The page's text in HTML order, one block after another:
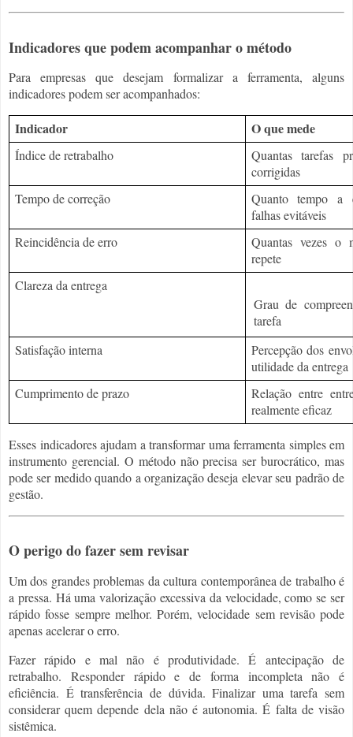
Indicadores que podem acompanhar o método
Para empresas que desejam formalizar a ferramenta, alguns
indicadores podem ser acompanhados:
Indicador O que mede
Índice de retrabalho
Quantas tarefas
corrigidas
Tempo de correção
Quanto tempo a
falhas evitáveis
Reincidência de erro
Quantas vezes o
repete
Clareza da entrega
Grau de
tarefa
Satisfação interna
Percepção dos
utilidade da entrega
Cumprimento de prazo
Relação entre
realmente eficaz
Esses indicadores ajudam a transformar uma ferramenta simples em
instrumento gerencial. O método não precisa ser burocrático, mas
pode ser medido quando a organização deseja elevar seu padrão de
gestão.
O perigo do fazer sem revisar
Um dos grandes problemas da cultura contemporânea de trabalho é
a pressa. Há uma valorização excessiva da velocidade, como se ser
rápido fosse sempre melhor. Porém, velocidade sem revisão pode
apenas acelerar o erro.
Fazer rápido e mal não é produtividade. É antecipação de
retrabalho. Responder rápido e de forma incompleta não é
eficiência. É transferência de dúvida. Finalizar uma tarefa sem
considerar quem depende dela não é autonomia. É falta de visão
sistêmica.